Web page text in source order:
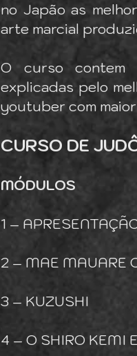
no Japão as
arte marcial
O curso contem
explicadas pelo
youtuber com
CURSO DE
MÓDULOS
1 –
2 – MAE MAUARE
3 – KUZUSHI
4 – O SHIRO KEMI